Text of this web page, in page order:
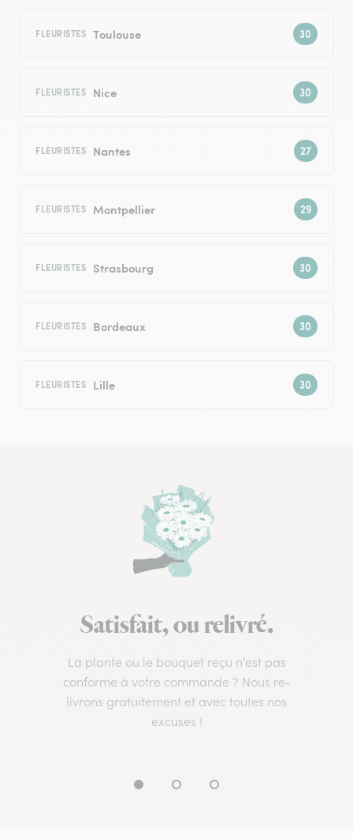
FLEURISTES Toulouse
FLEURISTES Nice
FLEURISTES Nantes
FLEURISTES Montpellier
FLEURISTES Strasbourg
FLEURISTES Bordeaux
FLEURISTES Lille
Satisfait, ou relivré.
La plante ou le bouquet reçu n’est pas
conforme à votre commande ? Nous re-
livrons gratuitement et avec toutes nos
excuses !